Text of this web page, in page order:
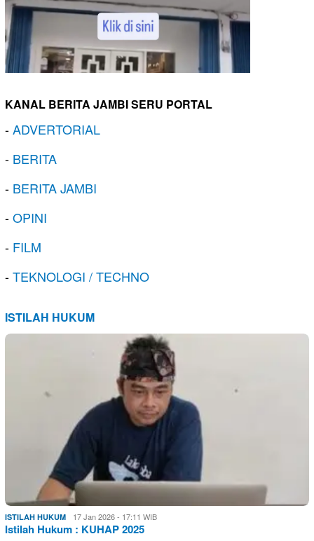
KANAL BERITA JAMBI SERU PORTAL
-ADVERTORIAL
- BERITA
- BERITA JAMBI
-OPINI
- FILM
-TEKNOLOGI / TECHNO
ISTILAH HUKUM
ISTILAH HUKUM 17 Jan 2026 - 17:11 WIB
Istilah Hukum : KUHAP 2025